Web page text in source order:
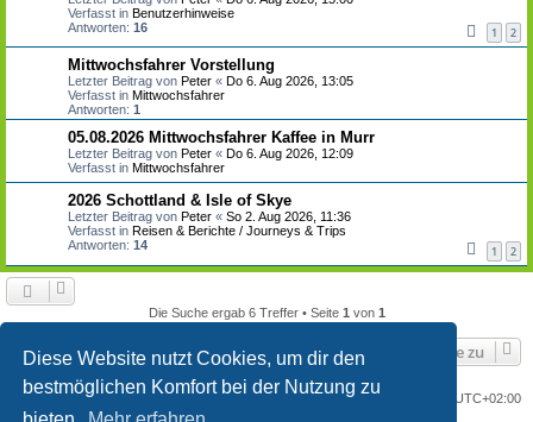
Diese Website nutzt Cookies, um dir den
bestmöglichen Komfort bei der Nutzung zu
Verfasst in Benutzerhinweise
Antworten: 16 1 2
Mittwochsfahrer Vorstellung
Letzter Beitrag von Peter « Do 6. Aug 2026, 13:05
Verfasst in Mittwochsfahrer
Antworten: 1
05.08.2026 Mittwochsfahrer Kaffee in Murr
Letzter Beitrag von Peter « Do 6. Aug 2026, 12:09
Verfasst in Mittwochsfahrer
2026 Schottland & Isle of Skye
Letzter Beitrag von Peter « So 2. Aug 2026, 11:36
Verfasst in Reisen & Berichte / Journeys & Trips
Antworten: 14 1 2
Die Suche ergab 6 Treffer • Seite 1 von 1
Gehe zu
Portal Foren-Übersicht Alle Zeiten sind UTC+02:00